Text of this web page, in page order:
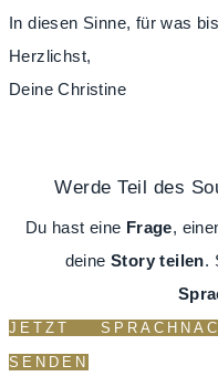
In diesen Sinne, für was
Herzlichst,
Deine Christine
Werde Teil des
Du hast eine Frage,
deine Story teilen.
JETZT
SENDEN